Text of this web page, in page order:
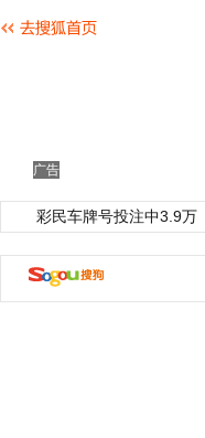
广告
彩民车牌号投注中3.9万